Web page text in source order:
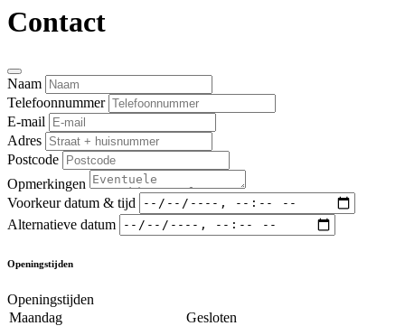
Contact
Naam
Telefoonnummer
E-mail
Adres
Postcode
Opmerkingen
Voorkeur datum & tijd
Alternatieve datum
Openingstijden
Openingstijden
Maandag
Gesloten